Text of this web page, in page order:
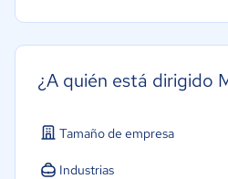
¿A quién está dirigido
Tamaño de empresa
Industrias